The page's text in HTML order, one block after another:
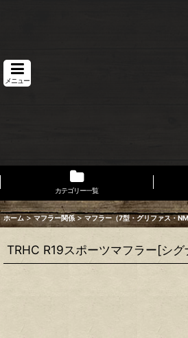
メニュー
カテゴリー一覧
ホーム > マフラー関係 > マフラー（7型・グリファス・
TRHC R19スポーツマフラー[シ